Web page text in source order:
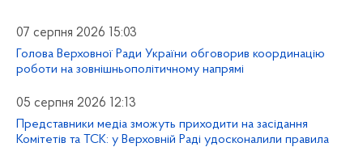
07 серпня 2026 15:03
Голова Верховної Ради України обговорив координацію
роботи на зовнішньополітичному напрямі
05 серпня 2026 12:13
Представники медіа зможуть приходити на засідання
Комітетів та ТСК: у Верховній Раді удосконалили правила